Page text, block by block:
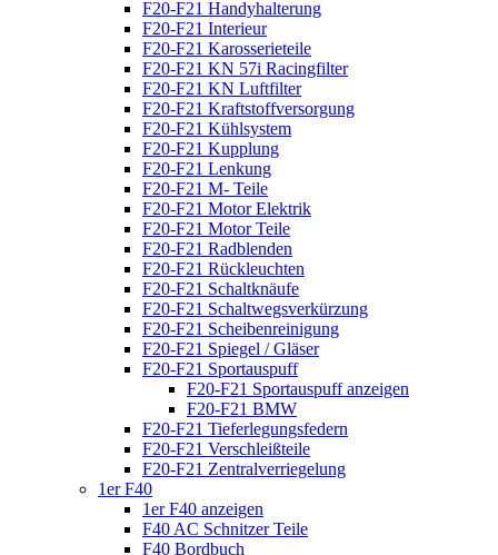
F20-F21 Handyhalterung
F20-F21 Interieur
F20-F21 Karosserieteile
F20-F21 KN 57i Racingfilter
F20-F21 KN Luftfilter
F20-F21 Kraftstoffversorgung
F20-F21 Kühlsystem
F20-F21 Kupplung
F20-F21 Lenkung
F20-F21 M- Teile
F20-F21 Motor Elektrik
F20-F21 Motor Teile
F20-F21 Radblenden
F20-F21 Rückleuchten
F20-F21 Schaltknäufe
F20-F21 Schaltwegsverkürzung
F20-F21 Scheibenreinigung
F20-F21 Spiegel / Gläser
F20-F21 Sportauspuff
F20-F21 Sportauspuff anzeigen
F20-F21 BMW
F20-F21 Tieferlegungsfedern
F20-F21 Verschleißteile
F20-F21 Zentralverriegelung
1er F40
1er F40 anzeigen
F40 AC Schnitzer Teile
F40 Bordbuch